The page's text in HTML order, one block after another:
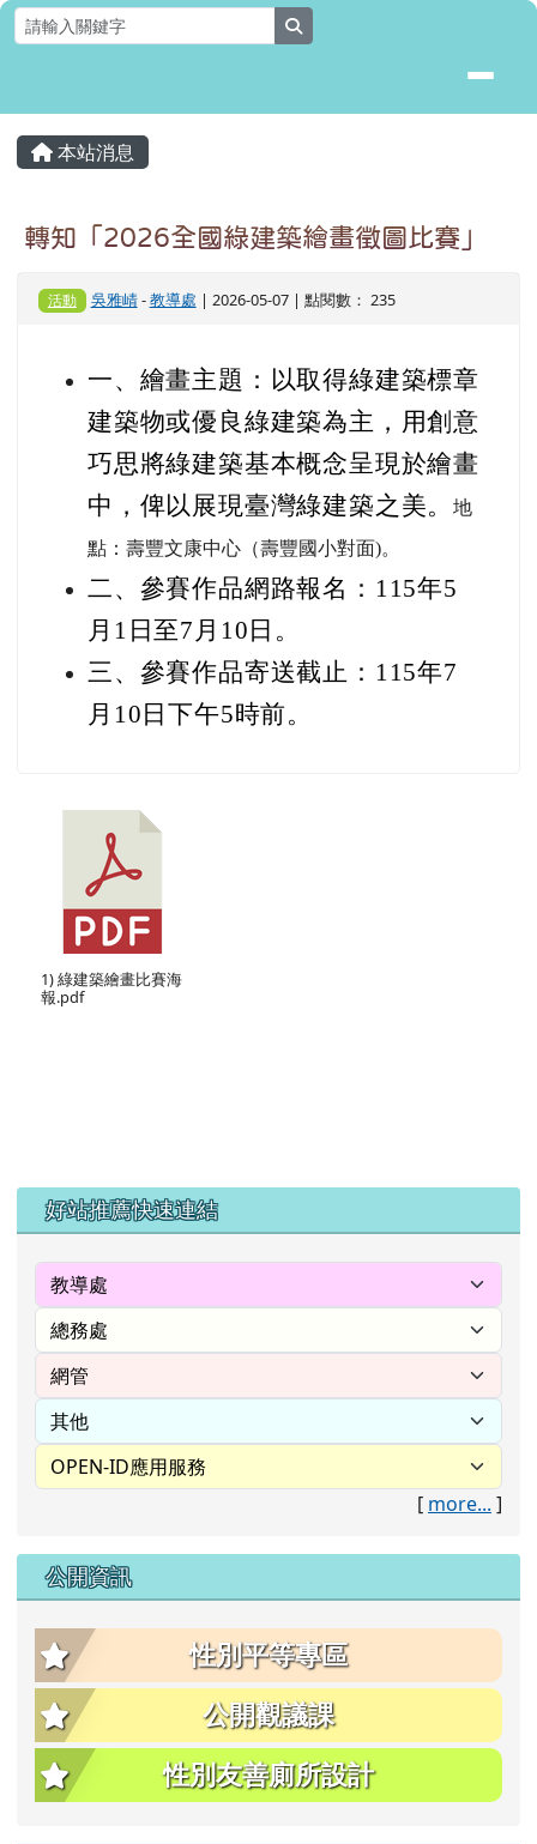
跳至主內容區
花蓮縣壽豐鄉月眉國民小學全球資
主內容區域
本站消息
轉知「2026全國綠建築繪畫徵圖比賽」
活動 吳雅崝-教導處 | 2026-05-07 | 點閱數： 235
一、繪畫主題：以取得綠建築標章
建築物或優良綠建築為主，用創意
巧思將綠建築基本概念呈現於繪畫
中，俾以展現臺灣綠建築之美。地
點：壽豐文康中心（壽豐國小對面)。
二、參賽作品網路報名：115年5
月1日至7月10日。
三、參賽作品寄送截止：115年7
月10日下午5時前。
1) 綠建築繪畫比賽海
報.pdf
左邊區域內容
好站推薦快速連結
[ more... ]
公開資訊
性別平等專區
公開觀議課
性別友善廁所設計
頁尾區域